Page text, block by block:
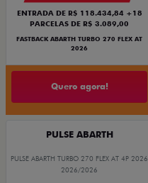
ENTRADA DE R$ 118.434,84 +18
PARCELAS DE R$ 3.089,00
FASTBACK ABARTH TURBO 270 FLEX AT
2026
Quero agora!
PULSE ABARTH
PULSE ABARTH TURBO 270 FLEX AT 4P 2026
2026/2026